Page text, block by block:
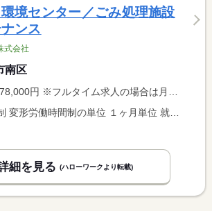
境センター／ごみ処理施設
ンス
式会社
南区
ム求人の場合は月額（換算額）、パート求人の場合は時間額を表示しています。
細を見る (ハローワークより転載)